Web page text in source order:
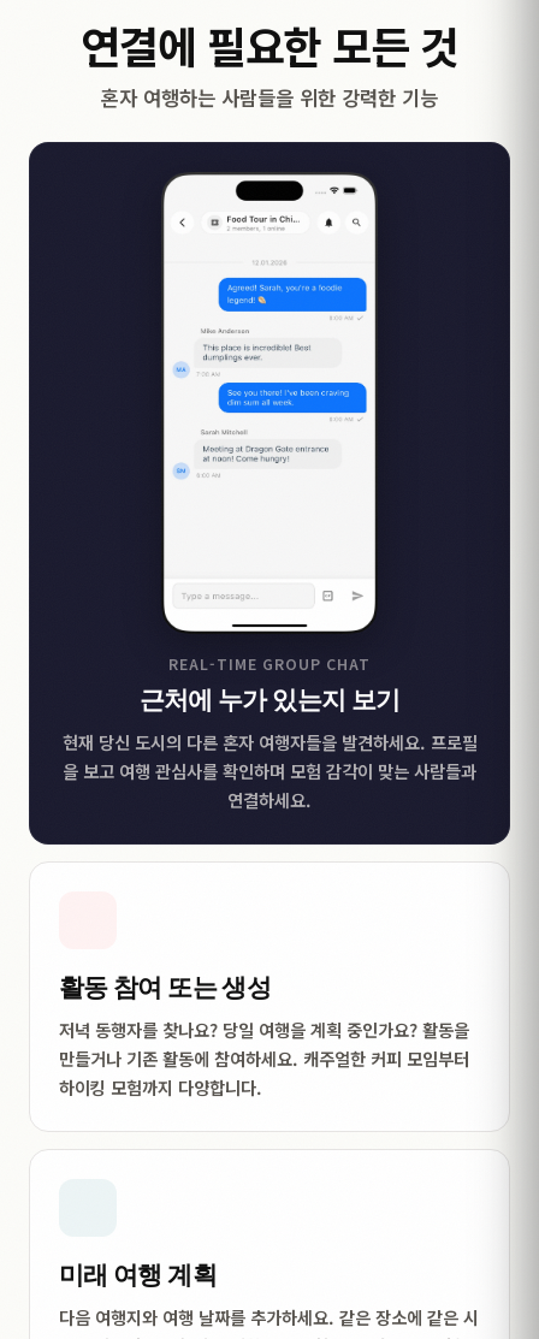
연결에 필요한 모든 것
혼자 여행하는 사람들을 위한 강력한 기능
REAL-TIME GROUP CHAT
근처에 누가 있는지 보기
현재 당신 도시의 다른 혼자 여행자들을 발견하세요. 프로필
을 보고 여행 관심사를 확인하며 모험 감각이 맞는 사람들과
연결하세요.
활동 참여 또는 생성
저녁 동행자를 찾나요? 당일 여행을 계획 중인가요? 활동을
만들거나 기존 활동에 참여하세요. 캐주얼한 커피 모임부터
하이킹 모험까지 다양합니다.
미래 여행 계획
다음 여행지와 여행 날짜를 추가하세요. 같은 장소에 같은 시